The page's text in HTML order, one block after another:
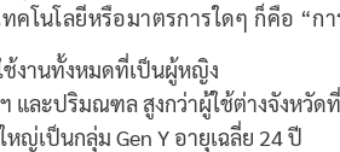
คโนโลยีหรือมาตรการใดๆ ก็คือ “ก
งานทั้งหมดที่เป็นผู้หญิง
และปริมณฑล สูงกว่าผู้ใช้ต่างจังหวัด
ญ่เป็นกลุ่ม Gen Y อายุเฉลี่ย 24 ปี